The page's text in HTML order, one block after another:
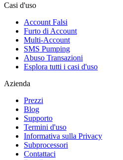
Casi d'uso
Account Falsi
Furto di Account
Multi-Account
SMS Pumping
Abuso Transazioni
Esplora tutti i casi d'uso
Azienda
Prezzi
Blog
Supporto
Termini d'uso
Informativa sulla Privacy
Subprocessori
Contattaci